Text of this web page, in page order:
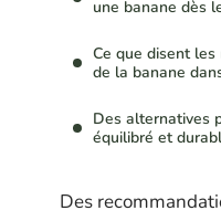
une banane dès
Ce que disent
de la banane
Des alternatives
équilibré et
Des